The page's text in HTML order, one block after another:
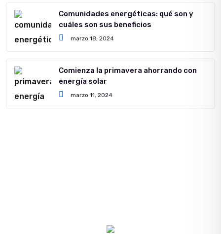
Comunidades energéticas: qué son y
cuáles son sus beneficios
marzo 18, 2024
Comienza la primavera ahorrando con
energía solar
marzo 11, 2024